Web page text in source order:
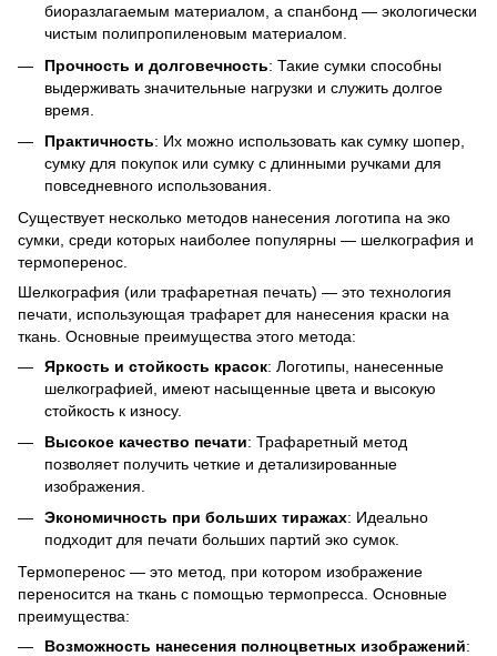
биоразлагаемым материалом, а спанбонд — экологически
чистым полипропиленовым материалом.
Прочность и долговечность: Такие сумки способны
выдерживать значительные нагрузки и служить долгое
время.
Практичность: Их можно использовать как сумку шопер,
сумку для покупок или сумку с длинными ручками для
повседневного использования.
Существует несколько методов нанесения логотипа на эко
сумки, среди которых наиболее популярны — шелкография и
термоперенос.
Шелкография (или трафаретная печать) — это технология
печати, использующая трафарет для нанесения краски на
ткань. Основные преимущества этого метода:
Яркость и стойкость красок: Логотипы, нанесенные
шелкографией, имеют насыщенные цвета и высокую
стойкость к износу.
Высокое качество печати: Трафаретный метод
позволяет получить четкие и детализированные
изображения.
Экономичность при больших тиражах: Идеально
подходит для печати больших партий эко сумок.
Термоперенос — это метод, при котором изображение
переносится на ткань с помощью термопресса. Основные
преимущества:
Возможность нанесения полноцветных изображений: